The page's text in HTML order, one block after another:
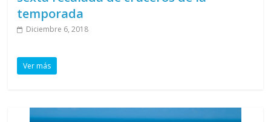
temporada
Diciembre 6, 2018
Ver más